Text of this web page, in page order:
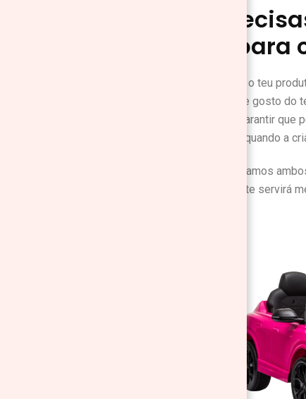
O que
elétrico para
Antes de escolheres o teu
dependerá da idade e gosto do
brinquedo é crucial garantir
menos potente e só quando a
Em seguidas comparamos
sobre o produto que te servirá